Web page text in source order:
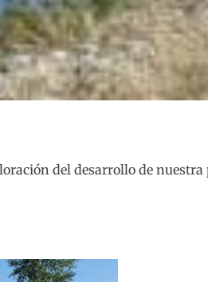
del desarrollo de